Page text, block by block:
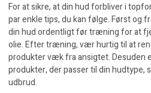
For at sikre, at din hud forbliver i
par enkle tips, du kan følge. Først og
din hud ordentligt før træning for at
olie. Efter træning, vær hurtig til at
produkter væk fra ansigtet. Desuden
produkter, der passer til din hudtype,
udbrud.